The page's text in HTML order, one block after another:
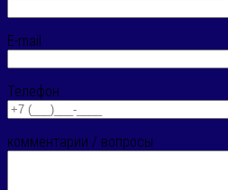
E-mail
Телефон
комментарии / вопросы